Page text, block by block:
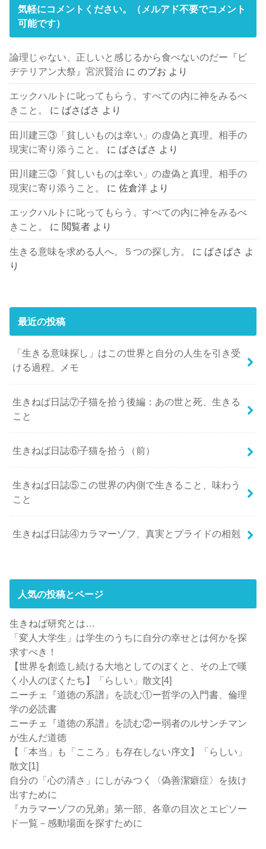
気軽にコメントください。（メルアド不要でコメント
可能です）
論理じゃない、正しいと感じるから食べないのだー『ビ
ヂテリアン大祭』宮沢賢治 にのブお より
エックハルトに叱ってもらう。すべての内に神をみるべ
きこと。
に ばさばさ より
田川建三③「貧しいものは幸い」の虚偽と真理。相手の
現実に寄り添うこと。
に ばさばさ より
田川建三③「貧しいものは幸い」の虚偽と真理。相手の
現実に寄り添うこと。
に佐倉洋 より
エックハルトに叱ってもらう。すべての内に神をみるべ
きこと。
に 閲覧者 より
生きる意味を求める人へ。５つの探し方。 に ばさばさ よ
り
最近の投稿
「生きる意味探し」はこの世界と自分の人生を引き受
ける過程。メモ
生きねば日誌⑦子猫を拾う後編：あの世と死、生きる
こと
生きねば日誌⑥子猫を拾う（前）
生きねば日誌⑤この世界の内側で生きること、味わう
こと
生きねば日誌④カラマーゾフ、真実とプライドの相剋
人気の投稿とページ
生きねば研究とは…
「変人大学生」は学生のうちに自分の幸せとは何かを探
求すべき！
【世界を創造し続ける大地としてのぼくと、その上で嘆
く小人のぼくたち】「らしい」散文[4]
ニーチェ『道徳の系譜』を読む①ー哲学の入門書、倫理
学の必読書
ニーチェ『道徳の系譜』を読む②ー弱者のルサンチマン
が生んだ道徳
【「本当」も「こころ」も存在しない序文】「らしい」
散文[1]
自分の「心の清さ」にしがみつく〈偽善潔癖症〉を抜け
出すために
『カラマーゾフの兄弟』第一部、各章の目次とエピソー
ド一覧－感動場面を探すために